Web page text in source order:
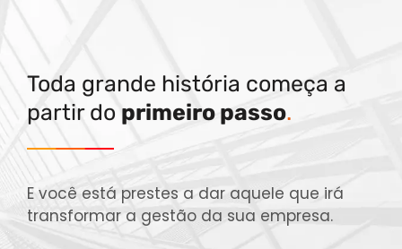
Toda grande história começa a
partir do primeiro passo.
E você está prestes a dar aquele que irá
transformar a gestão da sua empresa.